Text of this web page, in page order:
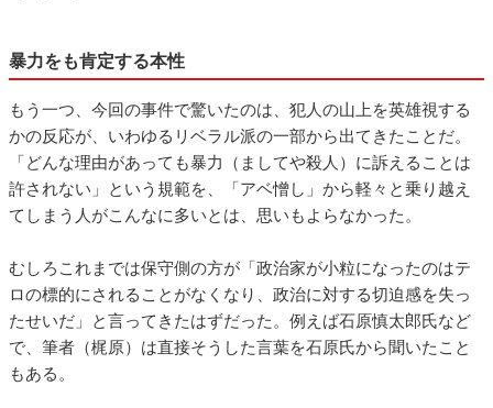
暴力をも肯定する本性
もう一つ、今回の事件で驚いたのは、犯人の山上を英雄視する
かの反応が、いわゆるリベラル派の一部から出てきたことだ。
「どんな理由があっても暴力（ましてや殺人）に訴えることは
許されない」という規範を、「アベ憎し」から軽々と乗り越え
てしまう人がこんなに多いとは、思いもよらなかった。
むしろこれまでは保守側の方が「政治家が小粒になったのはテ
ロの標的にされることがなくなり、政治に対する切迫感を失っ
たせいだ」と言ってきたはずだった。例えば石原慎太郎氏など
で、筆者（梶原）は直接そうした言葉を石原氏から聞いたこと
もある。